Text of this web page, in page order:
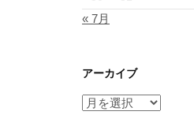
« 7月
アーカイブ
ア